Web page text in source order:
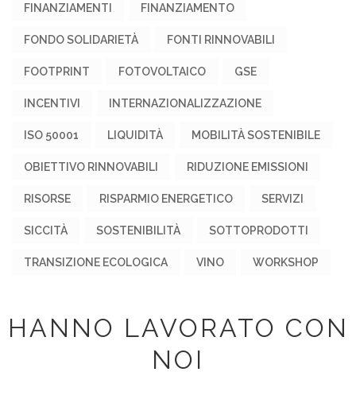
FINANZIAMENTI FINANZIAMENTO
FONDO SOLIDARIETÀ FONTI RINNOVABILI
FOOTPRINT FOTOVOLTAICO GSE
INCENTIVI INTERNAZIONALIZZAZIONE
ISO 50001 LIQUIDITÀ MOBILITÀ SOSTENIBILE
OBIETTIVO RINNOVABILI RIDUZIONE EMISSIONI
RISORSE RISPARMIO ENERGETICO SERVIZI
SICCITÀ SOSTENIBILITÀ SOTTOPRODOTTI
TRANSIZIONE ECOLOGICA VINO WORKSHOP
HANNO LAVORATO CON
NOI